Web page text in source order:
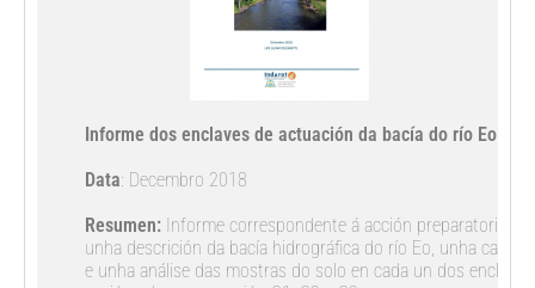
Informe dos enclaves de actuación da bacía do río Eo
Data: Decembro 2018
Resumen: Informe correspondente á acción preparatoria
unha descrición da bacía hidrográfica do río Eo, unha
e unha análise das mostras do solo en cada un dos